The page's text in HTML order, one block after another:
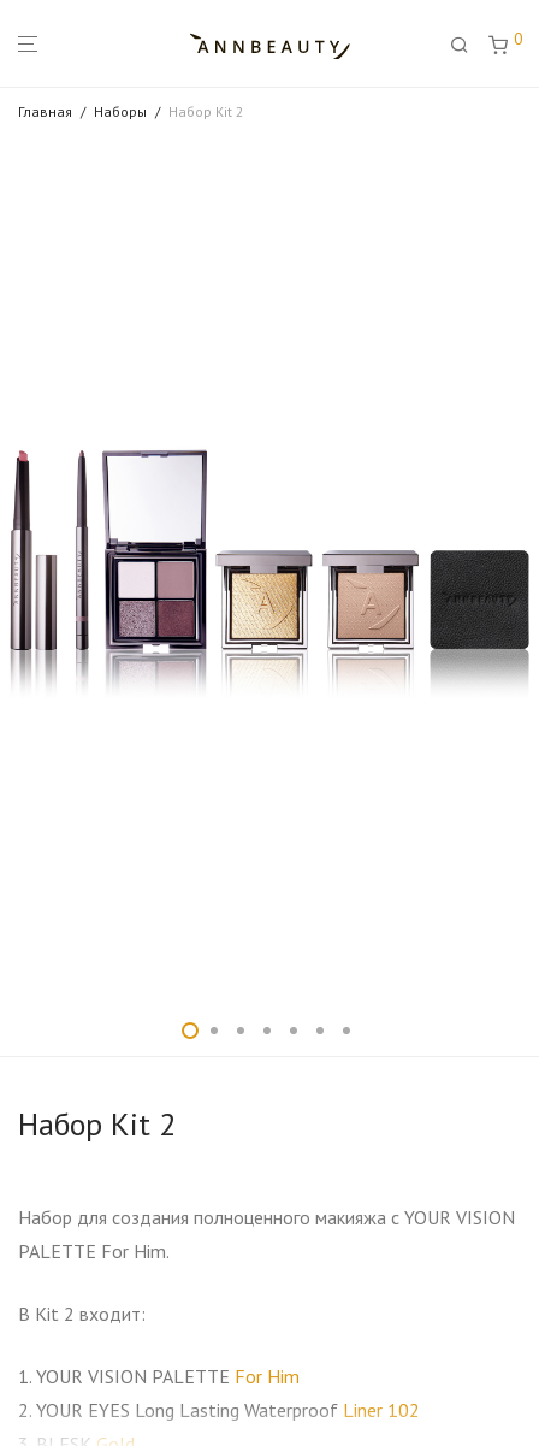
0
Главная / Наборы / Набор Kit 2
Набор Kit 2
Набор для создания полноценного макияжа с YOUR VISION
PALETTE For Him.
В Kit 2 входит:
1. YOUR VISION PALETTE For Him
2. YOUR EYES Long Lasting Waterproof Liner 102